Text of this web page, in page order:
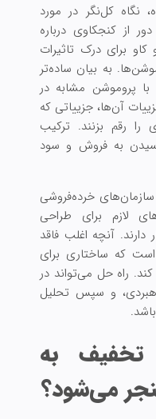
نگاه کل‌نگر در مورد
از کنجکاوی درباره
برای درک تاثیرات
به بیان ساده‌تر
پروموشن مشابه در
آن‌ها، جزییاتی که
را رقم بزنند. ترکیب
به فروش و سود
خرده‌فروشی
لازم برای طراحی
دارند. آنچه اغلب فاقد
که ساختاری برای
راه حل می‌تواند در
و سپس تحلیل
تخفیف به
می‌شود؟